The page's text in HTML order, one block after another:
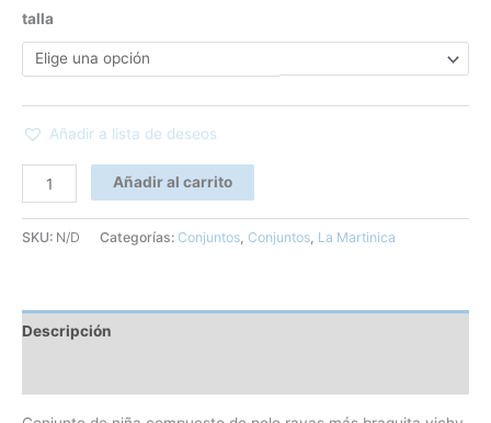
talla
Añadir a lista de deseos
Añadir al carrito
SKU: N/D Categorías: Conjuntos, Conjuntos, La Martinica
Descripción